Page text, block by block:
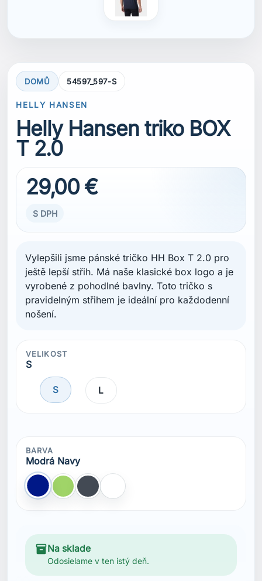
DOMŮ 54597_597-S
HELLY HANSEN
Helly Hansen triko BOX
T 2.0
29,00 €
S DPH
Vylepšili jsme pánské tričko HH Box T 2.0 pro
ještě lepší střih. Má naše klasické box logo a je
vyrobené z pohodlné bavlny. Toto tričko s
pravidelným střihem je ideální pro každodenní
nošení.
VELIKOST
S
S L
BARVA
Modrá Navy
Modrá Navy
Zelená Černá Bílá
inventory_2Na sklade
Odosielame v ten istý deň.